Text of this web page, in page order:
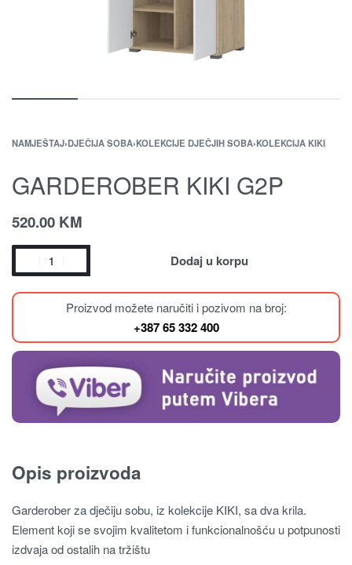
NAMJEŠTAJ›DJEČIJA SOBA›KOLEKCIJE DJEČJIH SOBA›KOLEKCIJA KIKI
GARDEROBER KIKI G2P
520.00 KM
Dodaj u korpu
Proizvod možete naručiti i pozivom na broj:
+387 65 332 400
Opis proizvoda
Garderober za dječiju sobu, iz kolekcije KIKI, sa dva krila.
Element koji se svojim kvalitetom i funkcionalnošću u potpunosti
izdvaja od ostalih na tržištu